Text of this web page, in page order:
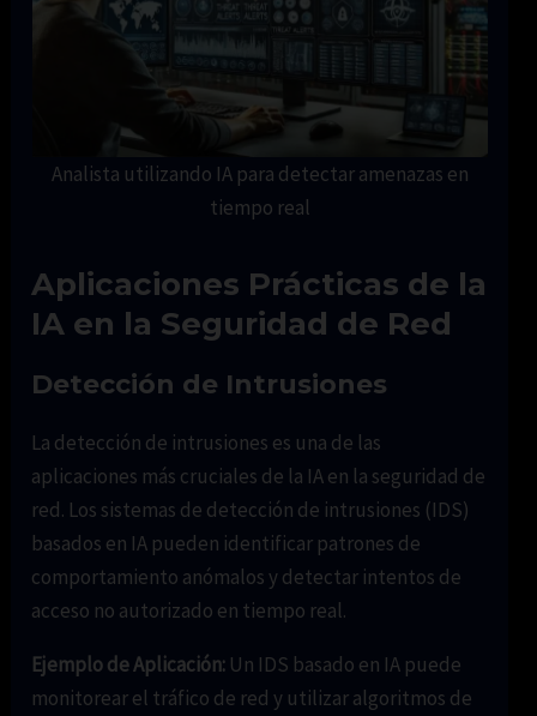
Analista utilizando IA para detectar amenazas en
tiempo real
Aplicaciones Prácticas de la
IA en la Seguridad de Red
Detección de Intrusiones
La detección de intrusiones es una de las
aplicaciones más cruciales de la IA en la seguridad de
red. Los sistemas de detección de intrusiones (IDS)
basados en IA pueden identificar patrones de
comportamiento anómalos y detectar intentos de
acceso no autorizado en tiempo real.
Ejemplo de Aplicación: Un IDS basado en IA puede
monitorear el tráfico de red y utilizar algoritmos de